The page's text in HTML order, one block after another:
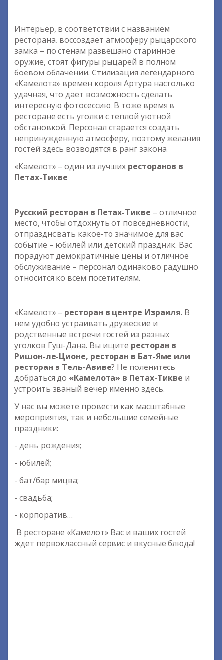
Интерьер, в соответствии с названием
ресторана, воссоздает атмосферу рыцарского
замка – по стенам развешано старинное
оружие, стоят фигуры рыцарей в полном
боевом облачении. Стилизация легендарного
«Камелота» времен короля Артура настолько
удачная, что дает возможность сделать
интересную фотосессию. В тоже время в
ресторане есть уголки с теплой уютной
обстановкой. Персонал старается создать
непринужденную атмосферу, поэтому желания
гостей здесь возводятся в ранг закона.
«Камелот» – один из лучших ресторанов в
Петах-Тикве
Русский ресторан в Петах-Тикве – отличное
место, чтобы отдохнуть от повседневности,
отпраздновать какое-то значимое для вас
событие – юбилей или детский праздник. Вас
порадуют демократичные цены и отличное
обслуживание – персонал одинаково радушно
относится ко всем посетителям.
«Камелот» – ресторан в центре Израиля. В
нем удобно устраивать дружеские и
родственные встречи гостей из разных
уголков Гуш-Дана. Вы ищите ресторан в
Ришон-ле-Ционе, ресторан в Бат-Яме или
ресторан в Тель-Авиве? Не поленитесь
добраться до «Камелота» в Петах-Тикве и
устроить званый вечер именно здесь.
У нас вы можете провести как масштабные
мероприятия, так и небольшие семейные
праздники:
- день рождения;
- юбилей;
- бат/бар мицва;
- свадьба;
- корпоратив…
В ресторане «Камелот» Вас и ваших гостей
ждет первоклассный сервис и вкусные блюда!